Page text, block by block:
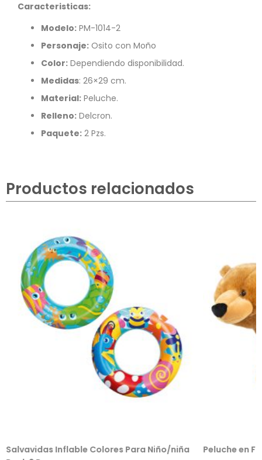
Caracteristicas:
Modelo: PM-1014-2
Personaje: Osito con Moño
Color: Dependiendo disponibilidad.
Medidas: 26×29 cm.
Material: Peluche.
Relleno: Delcron.
Paquete: 2 Pzs.
Productos relacionados
Salvavidas Inflable Colores Para Niño/niña
Peluche en